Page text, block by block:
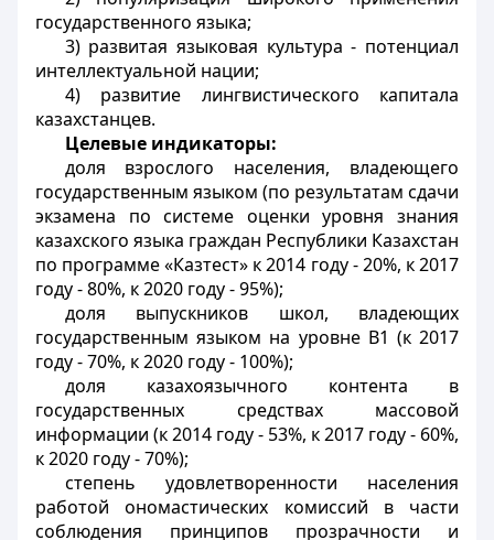
государственного языка;
3) развитая языковая культура - потенциал
интеллектуальной нации;
4) развитие лингвистического капитала
казахстанцев.
Целевые индикаторы:
доля взрослого населения, владеющего
государственным языком (по результатам сдачи
экзамена по системе оценки уровня знания
казахского языка граждан Республики Казахстан
по программе «Казтест» к 2014 году - 20%, к 2017
году - 80%, к 2020 году - 95%);
доля выпускников школ, владеющих
государственным языком на уровне В1 (к 2017
году - 70%, к 2020 году - 100%);
доля казахоязычного контента в
государственных средствах массовой
информации (к 2014 году - 53%, к 2017 году - 60%,
к 2020 году - 70%);
степень удовлетворенности населения
работой ономастических комиссий в части
соблюдения принципов прозрачности и